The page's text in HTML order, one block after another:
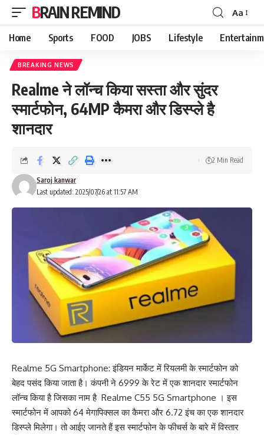
BRAIN REMIND
Font
Resizer
Aa
Home Sports FOOD JOBS Lifestyle
BREAKING NEWS
Realme ने लॉन्च किया सस्ता और सुंदर
स्मार्टफोन, 64MP कैमरा और डिस्प्ले है
शानदार
Last updated: 2025/07/26 at 11:57 AM
Saroj kanwar
2 Min Read
Realme 5G Smartphone: इंडियन मार्केट में रियलमी के स्मार्टफोन को
बेहद पसंद किया जाता है। कंपनी ने 6999 के रेट में एक शानदार स्मार्टफोन
लॉन्च किया है जिसका नाम है Realme C55 5G Smartphone । इस
स्मार्टफोन में आपको 64 मेगापिक्सल का कैमरा और 6.72 इंच का एक शानदार
डिस्प्ले मिलेगा। तो आईए जानते हैं इस स्मार्टफोन के फीचर्स के बारे में विस्तार